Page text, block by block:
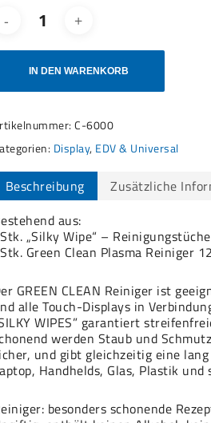
IN DEN WARENKORB
C-6000
Display, EDV & Universal
Beschreibung
Zusätzliche
aus:
„Silky Wipe“ –
Green Clean Plasma Reiniger
GREEN CLEAN Reiniger ist
alle Touch-Displays in
WIPES” garantiert
werden Staub und
und gibt gleichzeitig eine
Handhelds, Glas, Plastik und
besonders schonende